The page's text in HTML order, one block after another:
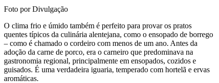
Foto por Divulgação
O clima frio e úmido também é perfeito para provar os pratos
quentes típicos da culinária alentejana, como o ensopado de borrego
– como é chamado o cordeiro com menos de um ano. Antes da
adoção da carne de porco, era o carneiro que predominava na
gastronomia regional, principalmente em ensopados, cozidos e
guisados. É uma verdadeira iguaria, temperado com hortelã e ervas
aromáticas.